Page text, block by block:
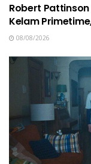
Robert
Kelam
08/08/2026